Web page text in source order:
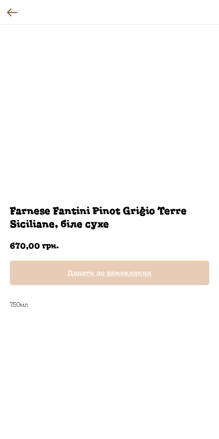
Farnese Fantini Pinot Grigio Terre
Siciliane, біле сухе
670,00 грн.
Додати до замовлення
750мл